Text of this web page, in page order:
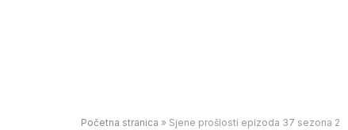
Početna stranica » Sjene prošlosti epizoda 37 sezona 2